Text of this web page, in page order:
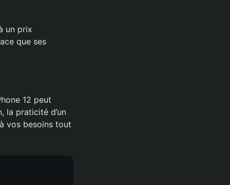
un prix
que ses
12 peut
la praticité d’un
vos besoins tout